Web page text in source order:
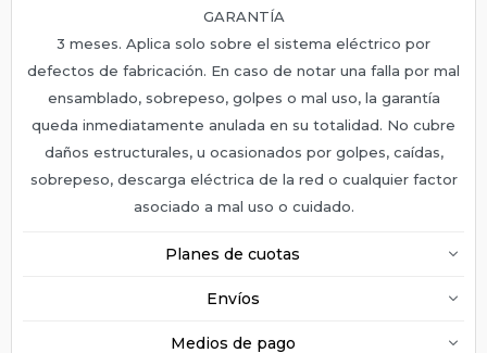
GARANTÍA
3 meses. Aplica solo sobre el sistema eléctrico por
defectos de fabricación. En caso de notar una falla por mal
ensamblado, sobrepeso, golpes o mal uso, la garantía
queda inmediatamente anulada en su totalidad. No cubre
daños estructurales, u ocasionados por golpes, caídas,
sobrepeso, descarga eléctrica de la red o cualquier factor
asociado a mal uso o cuidado.
Planes de cuotas
Envíos
Medios de pago